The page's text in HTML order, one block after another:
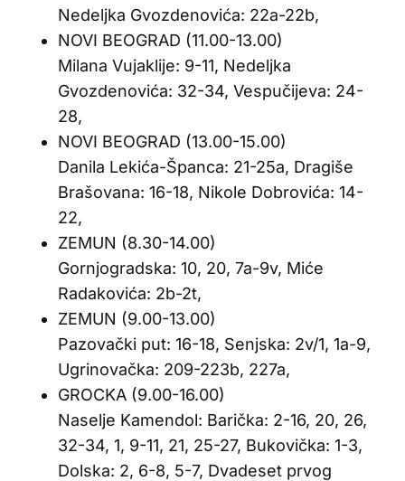
Nedeljka Gvozdenovića: 22a-22b,
NOVI BEOGRAD (11.00-13.00)
Milana Vujaklije: 9-11, Nedeljka
Gvozdenovića: 32-34, Vespučijeva: 24-
28,
NOVI BEOGRAD (13.00-15.00)
Danila Lekića-Španca: 21-25a, Dragiše
Brašovana: 16-18, Nikole Dobrovića: 14-
22,
ZEMUN (8.30-14.00)
Gornjogradska: 10, 20, 7a-9v, Miće
Radakovića: 2b-2t,
ZEMUN (9.00-13.00)
Pazovački put: 16-18, Senjska: 2v/1, 1a-9,
Ugrinovačka: 209-223b, 227a,
GROCKA (9.00-16.00)
Naselje Kamendol: Barička: 2-16, 20, 26,
32-34, 1, 9-11, 21, 25-27, Bukovička: 1-3,
Dolska: 2, 6-8, 5-7, Dvadeset prvog